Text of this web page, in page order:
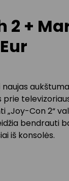
2 +
prie
„Joy-Con 2“
bendrauti
iš konsolės.